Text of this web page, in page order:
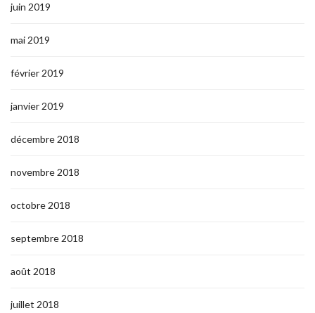
juin 2019
mai 2019
février 2019
janvier 2019
décembre 2018
novembre 2018
octobre 2018
septembre 2018
août 2018
juillet 2018